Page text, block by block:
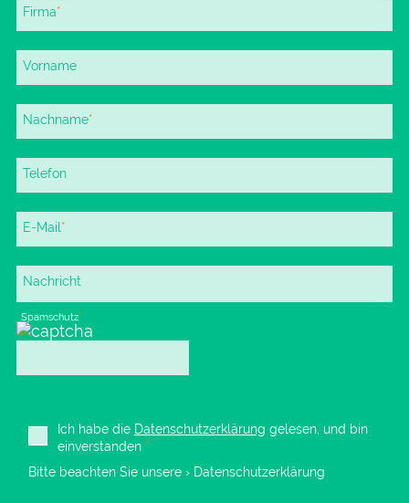
Pflichtfeld
Firma*
Vorname
Pflichtfeld
Nachname*
Telefon
Pflichtfeld
E-Mail*
Nachricht
Pflichtfeld
Spamschutz*
Ich habe die Datenschutzerklärung gelesen, und bin
einverstanden *
Bitte beachten Sie unsere› Datenschutzerklärung